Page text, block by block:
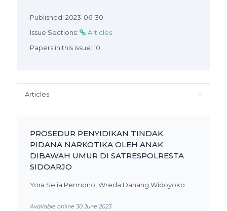
Published: 2023-06-30
Issue Sections:
Articles
Papers in this issue: 10
Articles
PROSEDUR PENYIDIKAN TINDAK
PIDANA NARKOTIKA OLEH ANAK
DIBAWAH UMUR DI SATRESPOLRESTA
SIDOARJO
Yora Selia Permono, Wreda Danang Widoyoko
Available online 30 June 2023